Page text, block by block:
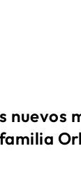
nuevos